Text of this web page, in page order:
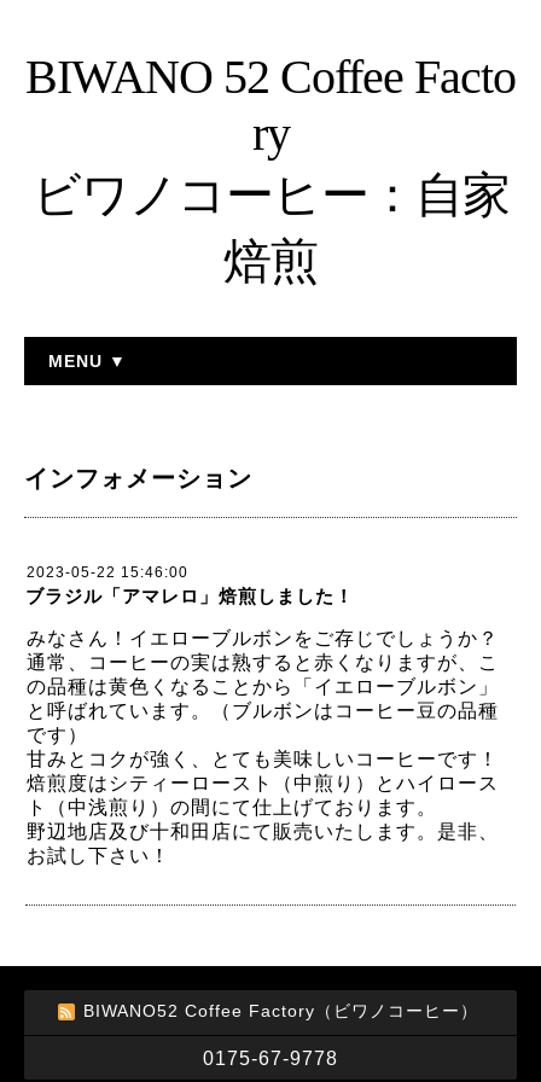
BIWANO 52 Coffee Facto
ry
ビワノコーヒー：自家
焙煎
MENU ▼
インフォメーション
2023-05-22 15:46:00
ブラジル「アマレロ」焙煎しました！
みなさん！イエローブルボンをご存じでしょうか？
通常、コーヒーの実は熟すると赤くなりますが、こ
の品種は黄色くなることから「イエローブルボン」
と呼ばれています。（ブルボンはコーヒー豆の品種
です）
甘みとコクが強く、とても美味しいコーヒーです！
焙煎度はシティーロースト（中煎り）とハイロース
ト（中浅煎り）の間にて仕上げております。
野辺地店及び十和田店にて販売いたします。是非、
お試し下さい！
BIWANO52 Coffee Factory（ビワノコーヒー）
0175-67-9778